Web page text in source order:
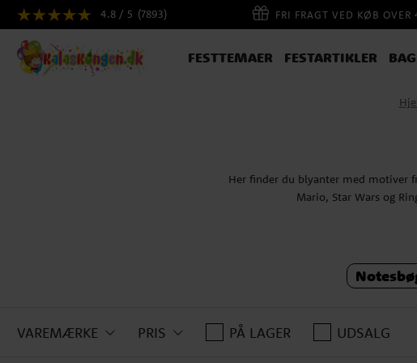
4.8 / 5 (7893) FRI FRAGT VED KØB OVER
FESTTEMAER FESTARTIKLER
Her finder du blyanter med motiver
Mario, Star Wars og
VAREMÆRKE PRIS PÅ LAGER UDSALG